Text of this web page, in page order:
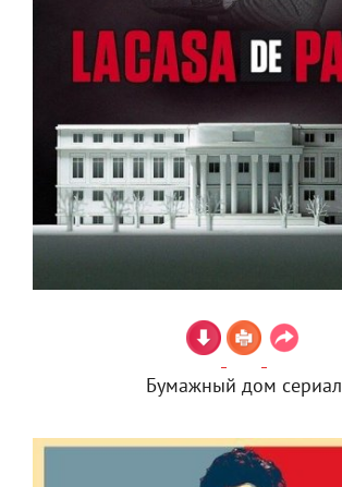
Бумажный дом сериал